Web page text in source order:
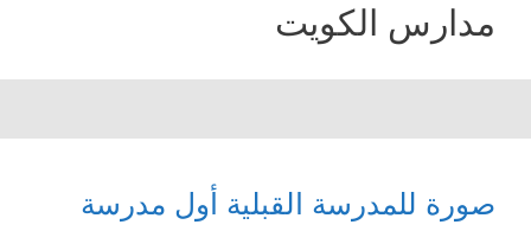
مدارس الكويت
صورة للمدرسة القبلية أول مدرسة